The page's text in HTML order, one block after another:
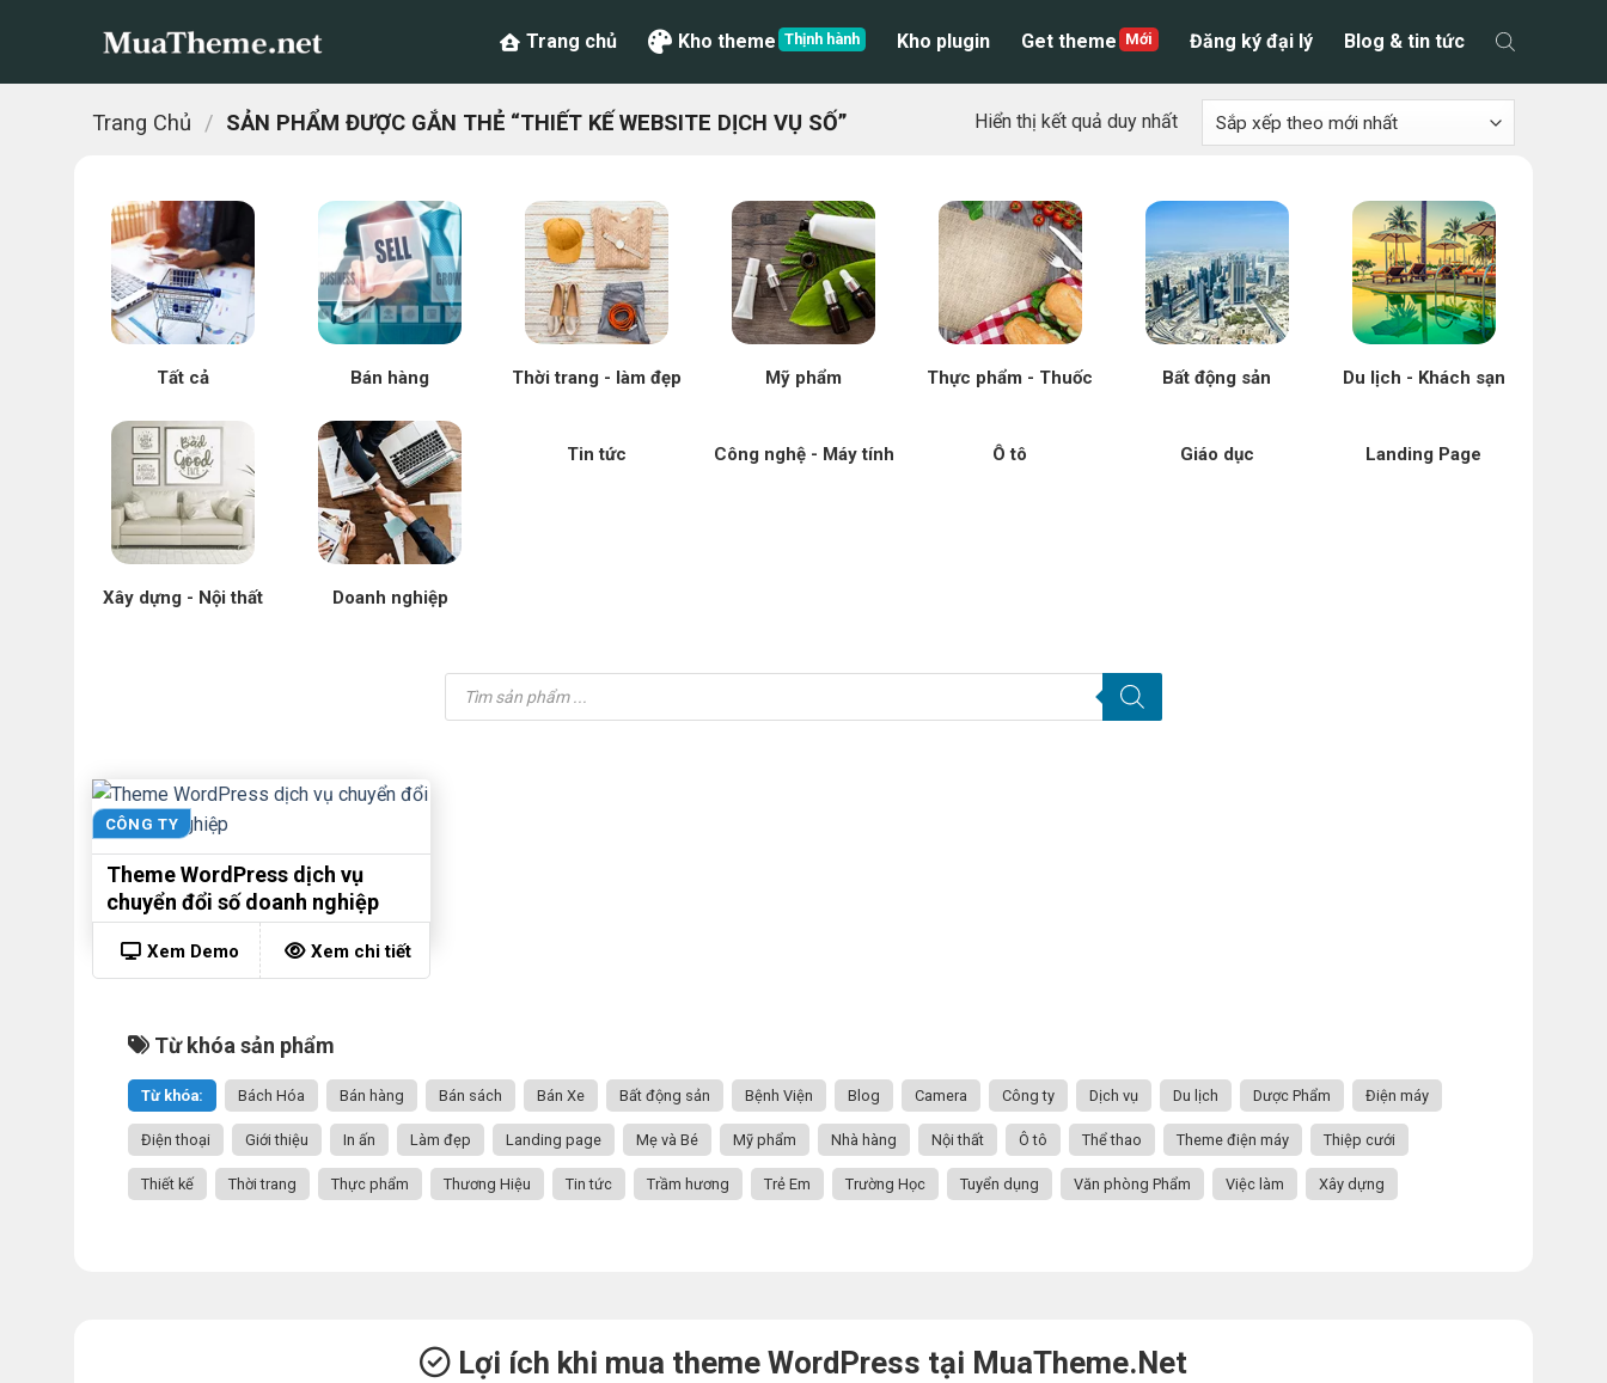
Trang chủ Kho theme Kho plugin Get theme Đăng ký đại lý Blog & tin tức
Trang Chủ / SẢN PHẨM ĐƯỢC GẮN THẺ “THIẾT KẾ WEBSITE DỊCH VỤ SỐ” Hiển thị kết quả duy nhất
Tất cả Bán hàng Thời trang - làm đẹp Mỹ phẩm Thực phẩm - Thuốc Bất động sản Du lịch - Khách sạn
Xây dựng - Nội thất Doanh nghiệp
Tin tức Công nghệ - Máy tính Ô tô Giáo dục Landing Page
Tìm
kiếm
sản
CÔNG TY
Theme WordPress dịch vụ
chuyển đổi số doanh nghiệp
Xem Demo Xem chi tiết
Từ khóa sản phẩm
Từ khóa: Bách Hóa Bán hàng Bán sách Bán Xe Bất động sản Bệnh Viện Blog Camera Công ty Dịch vụ Du lịch Dược Phẩm Điện máy
Điện thoại Giới thiệu In ấn Làm đẹp Landing page Mẹ và Bé Mỹ phẩm Nhà hàng Nội thất Ô tô Thể thao Theme điện máy Thiệp cưới
Thiết kế Thời trang Thực phẩm Thương Hiệu Tin tức Trầm hương Trẻ Em Trường Học Tuyển dụng Văn phòng Phẩm Việc làm Xây dựng
Lợi ích khi mua theme WordPress tại MuaTheme.Net